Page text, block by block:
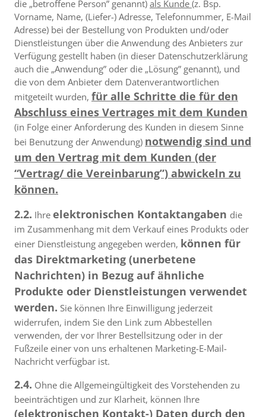
die „betroffene Person” genannt) als Kunde (z. Bsp.
Vorname, Name, (Liefer-) Adresse, Telefonnummer, E-Mail
Adresse) bei der Bestellung von Produkten und/oder
Dienstleistungen über die Anwendung des Anbieters zur
Verfügung gestellt haben (in dieser Datenschutzerklärung
auch die „Anwendung” oder die „Lösung” genannt), und
die von dem Anbieter dem Datenverantwortlichen
mitgeteilt wurden, für alle Schritte die für den
Abschluss eines Vertrages mit dem Kunden
(in Folge einer Anforderung des Kunden in diesem Sinne
bei Benutzung der Anwendung) notwendig sind und
um den Vertrag mit dem Kunden (der
“Vertrag/ die Vereinbarung”) abwickeln zu
können.
2.2. Ihre elektronischen Kontaktangaben die
im Zusammenhang mit dem Verkauf eines Produkts oder
einer Dienstleistung angegeben werden, können für
das Direktmarketing (unerbetene
Nachrichten) in Bezug auf ähnliche
Produkte oder Dienstleistungen verwendet
werden. Sie können Ihre Einwilligung jederzeit
widerrufen, indem Sie den Link zum Abbestellen
verwenden, der vor Ihrer Bestellsitzung oder in der
Fußzeile einer von uns erhaltenen Marketing-E-Mail-
Nachricht verfügbar ist.
2.4. Ohne die Allgemeingültigkeit des Vorstehenden zu
beeinträchtigen und zur Klarheit, können Ihre
(elektronischen Kontakt-) Daten durch den